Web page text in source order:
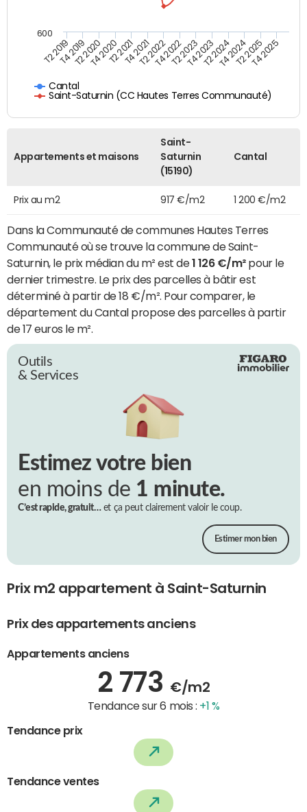
Cantal
Saint-Saturnin (CC Hautes Terres Communauté)
T2 2019T4 2019T2 2020T4 2020T2 2021T4 2021T2 2022T4 2022T2 2023T4 2023T2 2024T4 2024T2 2025T4 2025
600
Appartements et maisons
Saint-
Saturnin
(15190)
Cantal
Prix au m2 917 €/m2 1 200 €/m2
Dans la Communauté de communes Hautes Terres
Communauté où se trouve la commune de Saint-
Saturnin, le prix médian du m² est de1 126 €/m²pour le
dernier trimestre. Le prix des parcelles à bâtir est
déterminé à partir de 18 €/m². Pour comparer, le
département du Cantal propose des parcelles à partir
de 17 euros le m².
Outils
& Services
Estimez votre bien
en moins de 1 minute.
C’est rapide, gratuit…et ça peut clairement valoir le coup.
Estimer mon bien
Prix m2 appartement à Saint-Saturnin
Prix des appartements anciens
Appartements anciens
2 773 €/m2
Tendance sur 6 mois : +1 %
Tendance prix
Tendance ventes